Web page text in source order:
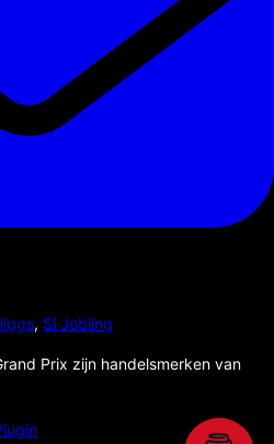
, Si Jobling
Prix zijn handelsmerken van